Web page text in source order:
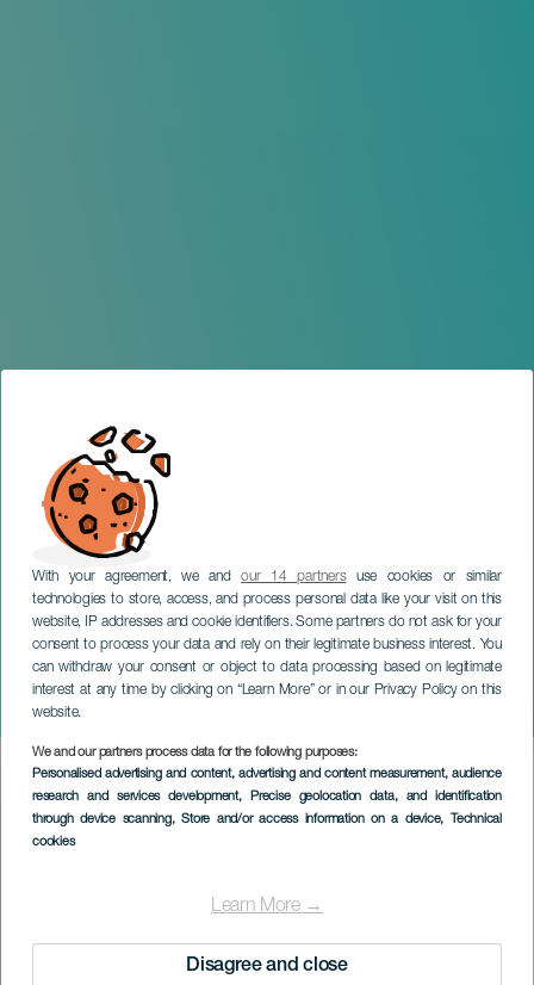
With your agreement, we andour 14 partnersuse cookies or similar
technologies to store, access, and process personal data like your visit on this
website, IP addresses and cookie identifiers. Some partners do not ask for your
consent to process your data and rely on their legitimate business interest. You
can withdraw your consent or object to data processing based on legitimate
interest at any time by clicking on “Learn More” or in our Privacy Policy on this
website.
We and our partners process data for the following purposes:
Personalised advertising and content, advertising and content measurement, audience
research and services development, Precise geolocation data, and identification
through device scanning, Store and/or access information on a device, Technical
cookies
Learn More →
Disagree and close
Johannes Döparens
festligheter
TENERIFE
Imagen
Listado